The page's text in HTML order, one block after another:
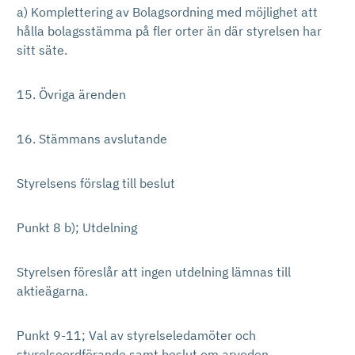
a) Komplettering av Bolagsordning med möjlighet att
hålla bolagsstämma på fler orter än där styrelsen har
sitt säte.
15. Övriga ärenden
16. Stämmans avslutande
Styrelsens förslag till beslut
Punkt 8 b); Utdelning
Styrelsen föreslår att ingen utdelning lämnas till
aktieägarna.
Punkt 9-11; Val av styrelseledamöter och